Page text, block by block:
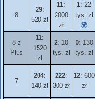
8
29:
520 zł
11:
2000
zł
1: 22
tys. zł
🌍
8 z
Plus
11:
1520
zł
2: 10
tys. zł
0: 130
tys. zł
7
204:
140 zł
222:
300 zł
12: 600
zł